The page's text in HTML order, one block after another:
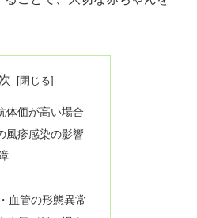
体価が高い場合
風疹感染の影響
血管の形態異常